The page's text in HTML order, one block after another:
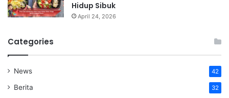
Hidup Sibuk
April 24, 2026
Categories
News 42
Berita 32